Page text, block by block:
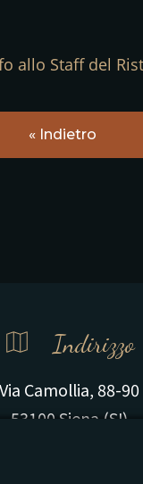
allo Staff del
« Indietro
Indirizzo
Via Camollia, 88-90
53100 Siena (SI)